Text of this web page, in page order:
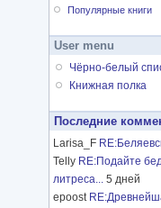
Популярные книги
User menu
Чёрно-белый
Книжная полка
Последние
Larisa_F
Telly RE:Подайте
литреса... 5 дней
epoost